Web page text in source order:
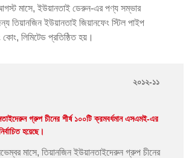
মাসে, ইউয়ানতাই ডেরুন-এর পণ্য সম্ভার
তিয়ানজিন ইউয়ানতাই জিয়ানফেং স্টিল পাইপ
কোং, লিমিটেড প্রতিষ্ঠিত হয়।
২০১২-১১
গ্রুপ চীনের শীর্ষ ১০০টি ক্রমবর্ধমান এসএমই-এর
হয়েছে।
মাসে, তিয়ানজিন ইউয়ানতাইদেরুন গ্রুপ চীনের